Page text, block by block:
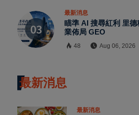
最新消息
瞄準 AI 搜尋紅利 里
業佈局 GEO
48 Aug 06, 2026
最新消息
最新消息